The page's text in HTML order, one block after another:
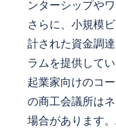
ンターシップや
さらに、小規模
計された資金調
ラムを提供して
起業家向けのコ
の商工会議所は
場合があります